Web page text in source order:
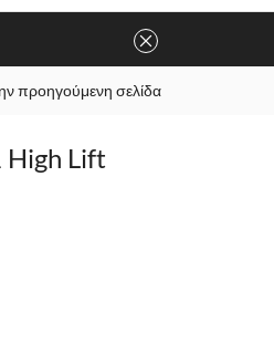
προηγούμενη σελίδα
High Lift